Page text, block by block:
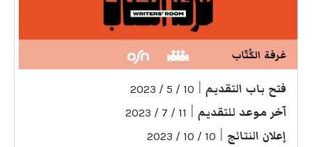
غرفة الكُتّاب
فتح باب التقديم 10 / 5 / 2023
آخر موعد للتقديم 11 / 7 / 2023
إعلان النتائج 10 / 10 / 2023